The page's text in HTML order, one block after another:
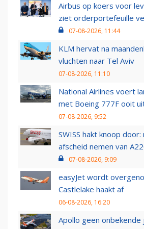
Airbus op koers voor
ziet orderportefeuille
07-08-2026, 11:44
KLM hervat na
vluchten naar Tel Aviv
07-08-2026, 11:10
National Airlines voert
met Boeing 777F ooit
07-08-2026, 9:52
SWISS hakt knoop
afscheid nemen van
07-08-2026, 9:09
easyJet wordt
Castlelake haakt af
06-08-2026, 16:20
Apollo geen onbekende